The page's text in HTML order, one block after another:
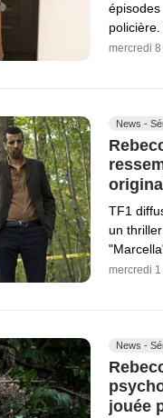
mercredi
News -
TF1
un
mercredi
News -
jouée